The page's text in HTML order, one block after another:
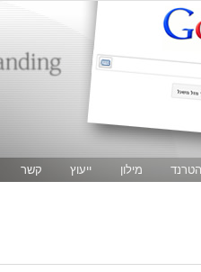
מילון ייעוץ קשר